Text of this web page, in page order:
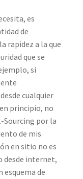
es
de
rapidez a la que
que se
si
cualquier
principio, no
Sourcing por la
de mis
en sitio no es
desde internet,
de